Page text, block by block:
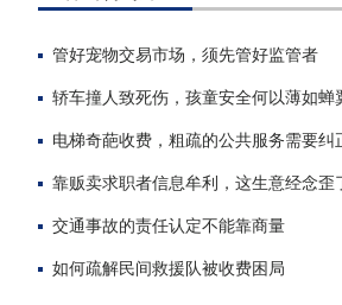
管好宠物交易市场，须先管好监管者
轿车撞人致死伤，孩童安全何以薄如蝉
电梯奇葩收费，粗疏的公共服务需要纠
靠贩卖求职者信息牟利，这生意经念歪
交通事故的责任认定不能靠商量
如何疏解民间救援队被收费困局